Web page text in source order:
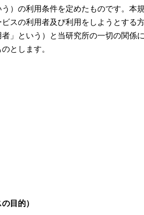
）の利用条件を定めたものです。本
スの利用者及び利用をしようとする
者」という）と当研究所の一切の関係
とします。
目的）